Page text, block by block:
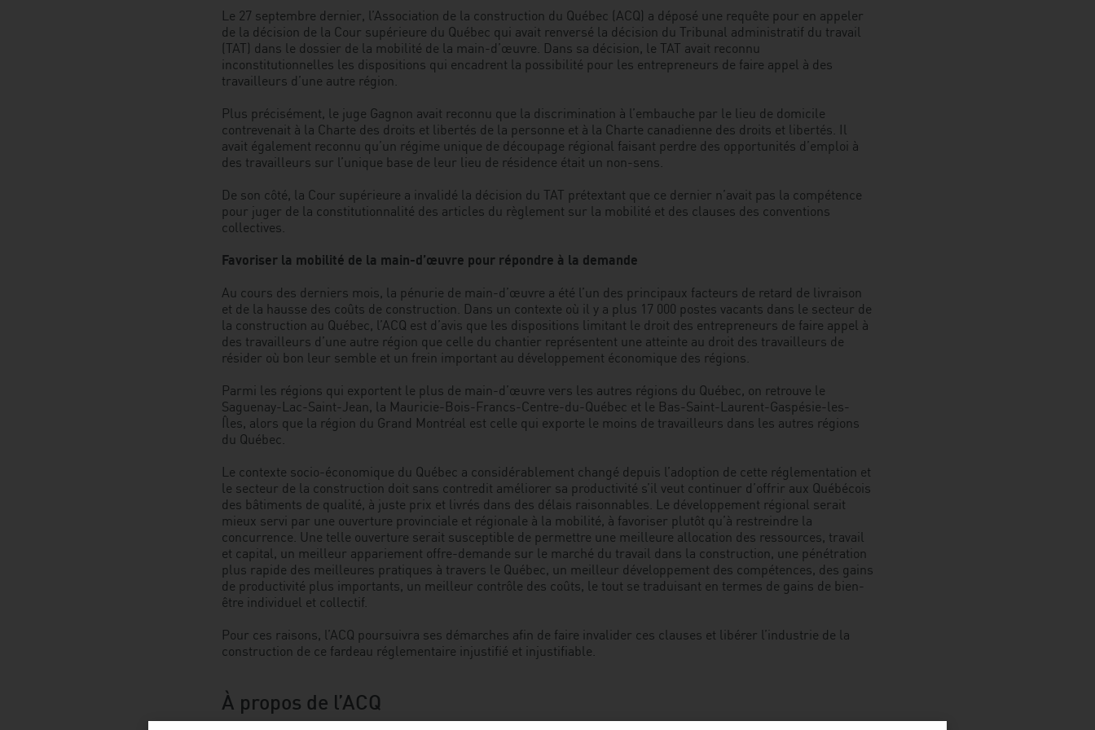
Le 27 septembre dernier, l’Association de la construction du Québec (ACQ) a déposé une requête pour en appeler
de la décision de la Cour supérieure du Québec qui avait renversé la décision du Tribunal administratif du travail
(TAT) dans le dossier de la mobilité de la main-d’œuvre. Dans sa décision, le TAT avait reconnu
inconstitutionnelles les dispositions qui encadrent la possibilité pour les entrepreneurs de faire appel à des
travailleurs d’une autre région.
Plus précisément, le juge Gagnon avait reconnu que la discrimination à l’embauche par le lieu de domicile
contrevenait à la Charte des droits et libertés de la personne et à la Charte canadienne des droits et libertés. Il
avait également reconnu qu’un régime unique de découpage régional faisant perdre des opportunités d’emploi à
des travailleurs sur l’unique base de leur lieu de résidence était un non-sens.
De son côté, la Cour supérieure a invalidé la décision du TAT prétextant que ce dernier n’avait pas la compétence
pour juger de la constitutionnalité des articles du règlement sur la mobilité et des clauses des conventions
collectives.
Favoriser la mobilité de la main-d’œuvre pour répondre à la demande
Au cours des derniers mois, la pénurie de main-d’œuvre a été l’un des principaux facteurs de retard de livraison
et de la hausse des coûts de construction. Dans un contexte où il y a plus 17 000 postes vacants dans le secteur de
la construction au Québec, l’ACQ est d’avis que les dispositions limitant le droit des entrepreneurs de faire appel à
des travailleurs d’une autre région que celle du chantier représentent une atteinte au droit des travailleurs de
résider où bon leur semble et un frein important au développement économique des régions.
Parmi les régions qui exportent le plus de main-d’œuvre vers les autres régions du Québec, on retrouve le
Saguenay-Lac-Saint-Jean, la Mauricie-Bois-Francs-Centre-du-Québec et le Bas-Saint-Laurent-Gaspésie-les-
Îles, alors que la région du Grand Montréal est celle qui exporte le moins de travailleurs dans les autres régions
du Québec.
Le contexte socio-économique du Québec a considérablement changé depuis l’adoption de cette réglementation et
le secteur de la construction doit sans contredit améliorer sa productivité s’il veut continuer d’offrir aux Québécois
des bâtiments de qualité, à juste prix et livrés dans des délais raisonnables. Le développement régional serait
mieux servi par une ouverture provinciale et régionale à la mobilité, à favoriser plutôt qu’à restreindre la
concurrence. Une telle ouverture serait susceptible de permettre une meilleure allocation des ressources, travail
et capital, un meilleur appariement offre-demande sur le marché du travail dans la construction, une pénétration
plus rapide des meilleures pratiques à travers le Québec, un meilleur développement des compétences, des gains
de productivité plus importants, un meilleur contrôle des coûts, le tout se traduisant en termes de gains de bien-
être individuel et collectif.
Pour ces raisons, l’ACQ poursuivra ses démarches afin de faire invalider ces clauses et libérer l’industrie de la
construction de ce fardeau réglementaire injustifié et injustifiable.
À propos de l’ACQ